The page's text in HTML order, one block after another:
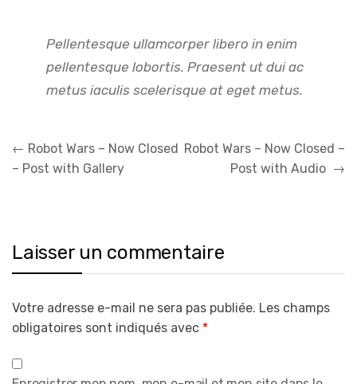
Pellentesque ullamcorper libero in enim
pellentesque lobortis. Praesent ut dui ac
metus iaculis scelerisque at eget metus.
Navigation
de
← Robot Wars – Now Closed
– Post with Gallery
Robot Wars – Now Closed –
Post with Audio →
Laisser un commentaire
Votre adresse e-mail ne sera pas publiée. Les champs
obligatoires sont indiqués avec *